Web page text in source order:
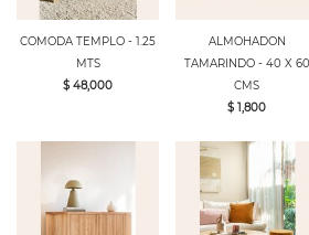
COMODA TEMPLO - 1.25
MTS
$ 48,000
ALMOHADON
TAMARINDO - 40 X 60
CMS
$ 1,800